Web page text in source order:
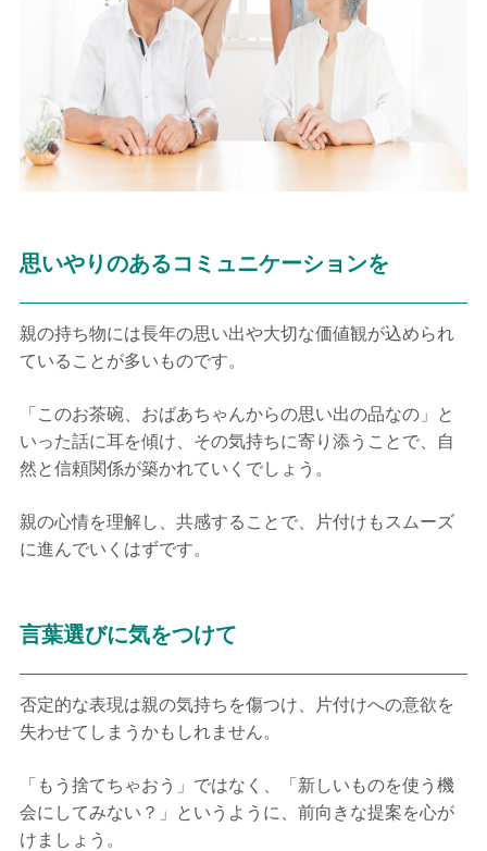
思いやりのあるコミュニケーションを
親の持ち物には長年の思い出や大切な価値観が込められ
ていることが多いものです。
「このお茶碗、おばあちゃんからの思い出の品なの」と
いった話に耳を傾け、その気持ちに寄り添うことで、自
然と信頼関係が築かれていくでしょう。
親の心情を理解し、共感することで、片付けもスムーズ
に進んでいくはずです。
言葉選びに気をつけて
否定的な表現は親の気持ちを傷つけ、片付けへの意欲を
失わせてしまうかもしれません。
「もう捨てちゃおう」ではなく、「新しいものを使う機
会にしてみない？」というように、前向きな提案を心が
けましょう。